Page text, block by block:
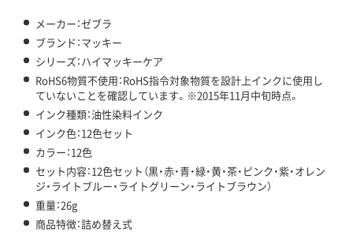
メーカー：ゼブラ
ブランド：マッキー
シリーズ：ハイマッキーケア
RoHS6物質不使用：RoHS指令対象物質を設計上インクに使用し
ていないことを確認しています。※2015年11月中旬時点。
インク種類：油性染料インク
インク色：12色セット
カラー：12色
セット内容：12色セット（黒・赤・青・緑・黄・茶・ピンク・紫・オレン
ジ・ライトブルー・ライトグリーン・ライトブラウン）
重量：26g
商品特徴：詰め替え式